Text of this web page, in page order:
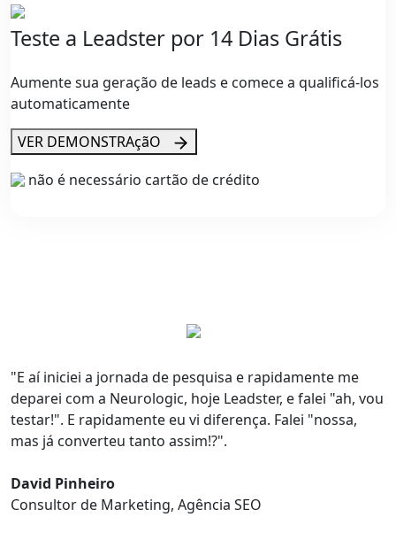
Teste a Leadster por 14 Dias Grátis
Aumente sua geração de leads e comece a qualificá-los
automaticamente
VER DEMONSTRAçãO
não é necessário cartão de crédito
"E aí iniciei a jornada de pesquisa e rapidamente me
deparei com a Neurologic, hoje Leadster, e falei "ah, vou
testar!". E rapidamente eu vi diferença. Falei "nossa,
mas já converteu tanto assim!?".
David Pinheiro
Consultor de Marketing, Agência SEO